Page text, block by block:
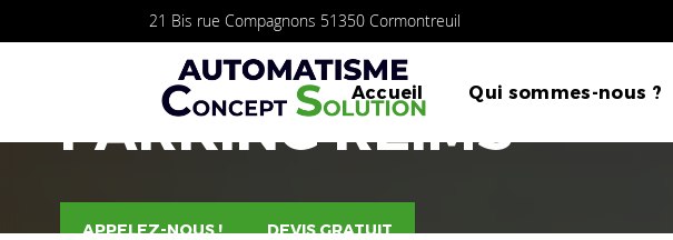
21 Bis rue Compagnons 51350 Cormontreuil
AUTOMATISMES
SOLUTIONS
Accueil Qui sommes-nous ?
INSTALLATION
PARKING REIMS
APPELEZ-NOUS ! DEVIS GRATUIT